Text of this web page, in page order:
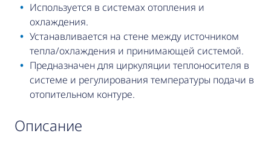
Используется в системах отопления и
охлаждения.
Устанавливается на стене между источником
тепла/охлаждения и принимающей системой.
Предназначен для циркуляции теплоносителя в
системе и регулирования температуры подачи в
отопительном контуре.
описание